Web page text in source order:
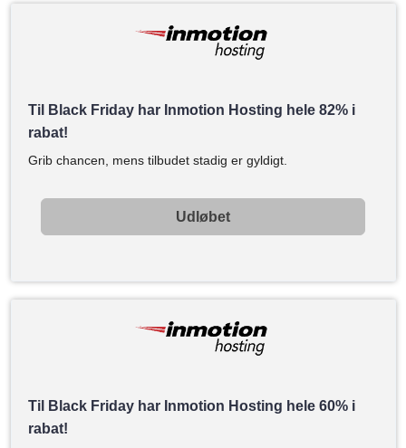
Til Black Friday har Inmotion Hosting hele 82% i
rabat!
Grib chancen, mens tilbudet stadig er gyldigt.
Udløbet
Til Black Friday har Inmotion Hosting hele 60% i
rabat!